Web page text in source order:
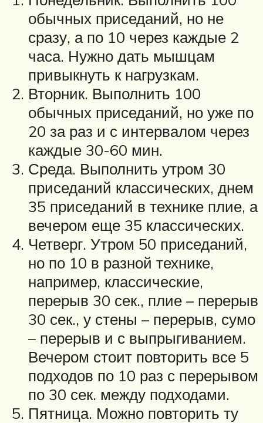
обычных приседаний, но не
сразу, а по 10 через каждые 2
часа. Нужно дать мышцам
привыкнуть к нагрузкам.
Вторник. Выполнить 100
обычных приседаний, но уже по
20 за раз и с интервалом через
каждые 30-60 мин.
Среда. Выполнить утром 30
приседаний классических, днем
35 приседаний в технике плие, а
вечером еще 35 классических.
Четверг. Утром 50 приседаний,
но по 10 в разной технике,
например, классические,
перерыв 30 сек., плие – перерыв
30 сек., у стены – перерыв, сумо
– перерыв и с выпрыгиванием.
Вечером стоит повторить все 5
подходов по 10 раз с перерывом
по 30 сек. между подходами.
Пятница. Можно повторить ту